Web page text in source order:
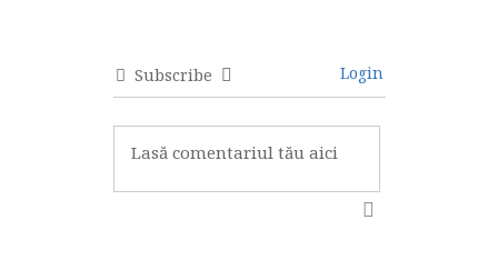
Subscribe Login